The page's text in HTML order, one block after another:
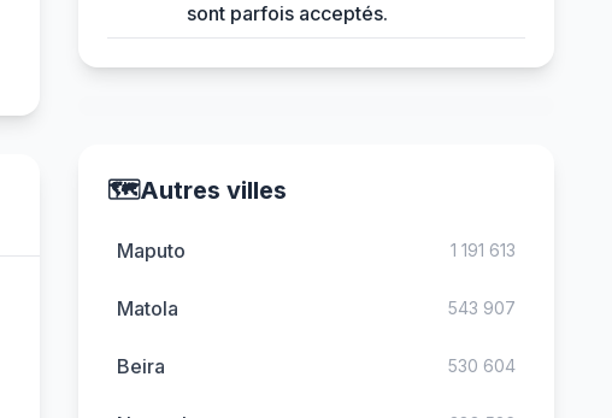
sont parfois acceptés.
🗺️Autres villes
Maputo 1 191 613
Matola 543 907
Beira 530 604